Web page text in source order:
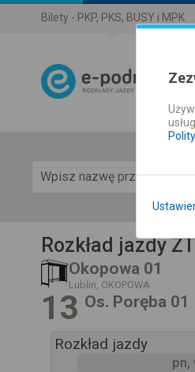
Bilety - PKP, PKS, BUSY i MPK
Rozkład jazdy
Okopowa 01
Lublin, OKOPOWA
13 Os. Poręba 01
Rozkład jazdy
pn,